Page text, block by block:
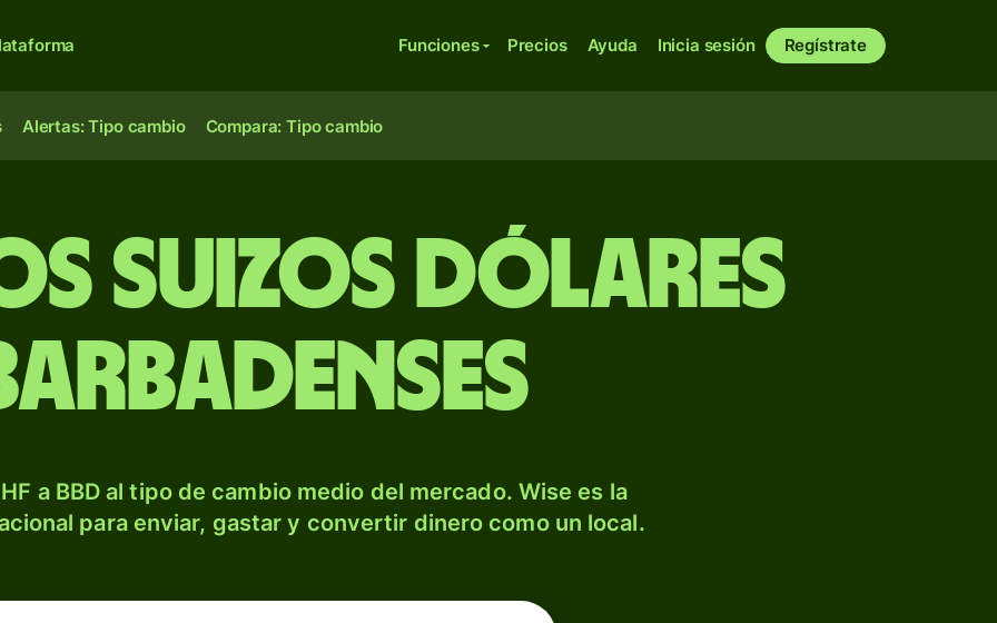
Funciones Precios Ayuda Inicia sesión Regístrate
Alertas: Tipo cambio Compara: Tipo cambio
suizos dólares
a BBD al tipo de cambio medio del mercado. Wise es la
para enviar, gastar y convertir dinero como un local.